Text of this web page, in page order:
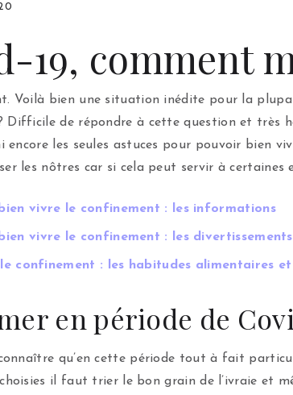
19, comment
Voilà bien une situation inédite pour la
Difficile de répondre à cette question et très
encore les seules astuces pour pouvoir bien
les nôtres car si cela peut servir à
vivre le confinement : les informations
vivre le confinement : les divertissements
confinement : les habitudes alimentaires et
en période de
qu’en cette période tout à fait
il faut trier le bon grain de l’ivraie et